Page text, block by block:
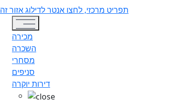
תפריט מרכזי, לחצו אנטר לדילוג אזור זה
Toggle navigation
מכירה
השכרה
מסחרי
סניפים
דירות יוקרה